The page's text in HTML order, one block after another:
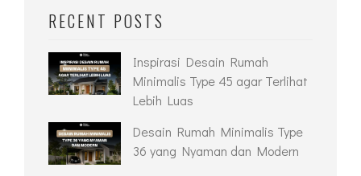
RECENT POSTS
Inspirasi Desain Rumah
Minimalis Type 45 agar Terlihat
Lebih Luas
Desain Rumah Minimalis Type
36 yang Nyaman dan Modern